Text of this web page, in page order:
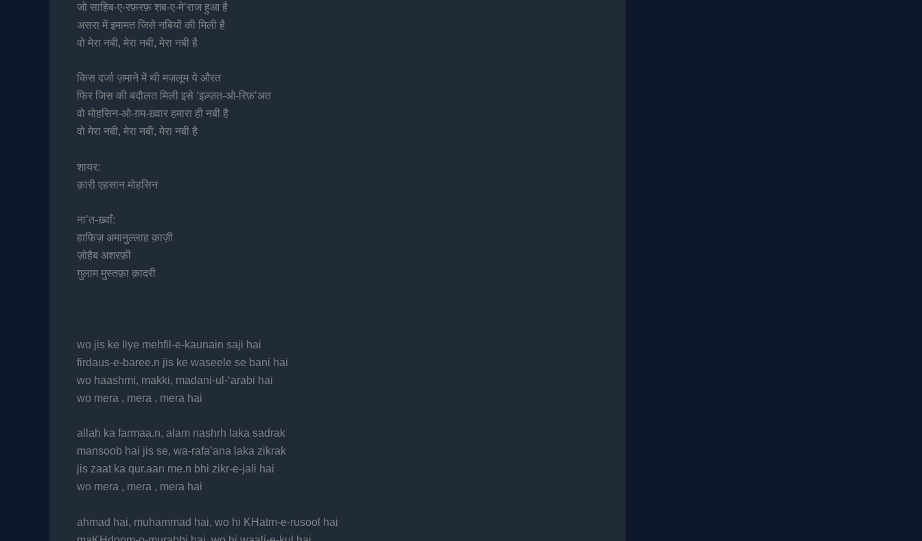
जो साहिब-ए-रफ़रफ़ शब-ए-मे’राज हुआ है
असरा में इमामत जिसे नबियों की मिली है
वो मेरा नबी, मेरा नबी, मेरा नबी है
किस दर्जा ज़माने में थी मज़लूम ये औरत
फिर जिस की बदौलत मिली इसे ‘इज़्ज़त-ओ-रिफ़’अत
वो मोहसिन-ओ-ग़म-ख़्वार हमारा ही नबी है
वो मेरा नबी, मेरा नबी, मेरा नबी है
शायर:
क़ारी एहसान मोहसिन
ना’त-ख़्वाँ:
हाफ़िज़ अमानुल्लाह क़ाज़ी
ज़ोहैब अशरफ़ी
ग़ुलाम मुस्तफ़ा क़ादरी
wo jis ke liye mehfil-e-kaunain saji hai
firdaus-e-baree.n jis ke waseele se bani hai
wo haashmi, makki, madani-ul-‘arabi hai
wo mera , mera , mera hai
allah ka farmaa.n, alam nashrh laka sadrak
mansoob hai jis se, wa-rafa’ana laka zikrak
jis zaat ka qur.aan me.n bhi zikr-e-jali hai
wo mera , mera , mera hai
ahmad hai, muhammad hai, wo hi KHatm-e-rusool hai